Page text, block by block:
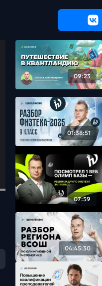
09:23
01:38:51
07:59
04:45:30